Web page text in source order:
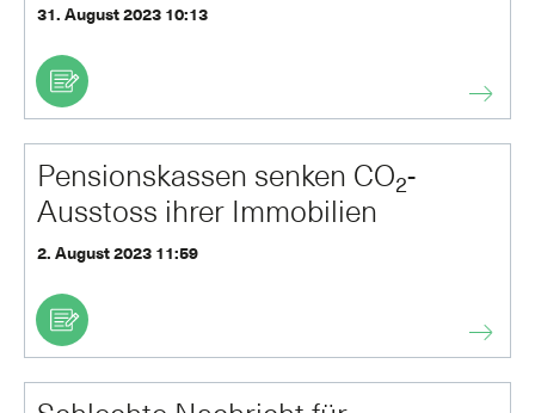
31. August 2023 10:13
Pensionskassen senken CO₂-
Ausstoss ihrer Immobilien
2. August 2023 11:59